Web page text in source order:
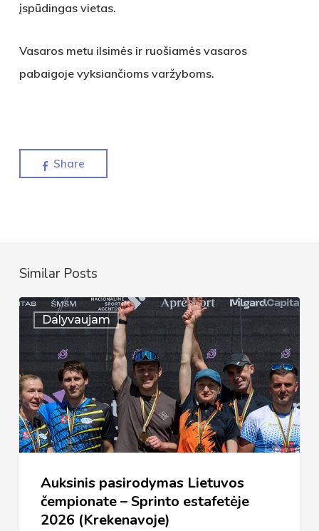
įspūdingas vietas.
Vasaros metu ilsimės ir ruošiamės vasaros
pabaigoje vyksiančioms varžyboms.
Share
Similar Posts
Dalyvaujam
Auksinis
pasirodymas
Lietuvos
čempionate
–
Sprinto
estafetėje
(Krekenavoje)
Auksinis pasirodymas Lietuvos
čempionate – Sprinto estafetėje
2026 (Krekenavoje)